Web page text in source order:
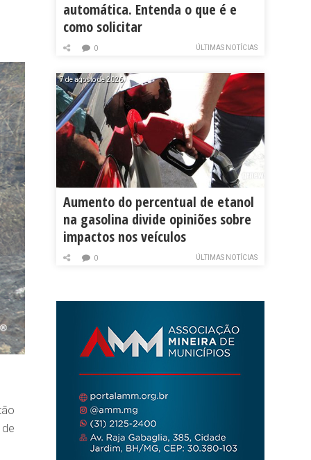
automática. Entenda o que é e
como solicitar
ÚLTIMAS NOTÍCIAS
0
7 de agosto de 2026
Aumento do percentual de etanol
na gasolina divide opiniões sobre
impactos nos veículos
ÚLTIMAS NOTÍCIAS
0